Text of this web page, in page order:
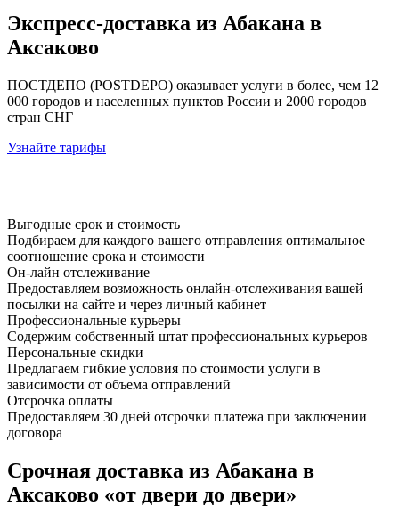
Экспресс-доставка из Абакана в
Аксаково
ПОСТДЕПО (POSTDEPO) оказывает услуги в более, чем 12
000 городов и населенных пунктов России и 2000 городов
стран СНГ
Узнайте тарифы
Выгодные срок и стоимость
Подбираем для каждого вашего отправления оптимальное
соотношение срока и стоимости
Он-лайн отслеживание
Предоставляем возможность онлайн-отслеживания вашей
посылки на сайте и через личный кабинет
Профессиональные курьеры
Содержим собственный штат профессиональных курьеров
Персональные скидки
Предлагаем гибкие условия по стоимости услуги в
зависимости от объема отправлений
Отсрочка оплаты
Предоставляем 30 дней отсрочки платежа при заключении
договора
Срочная доставка из Абакана в
Аксаково «от двери до двери»